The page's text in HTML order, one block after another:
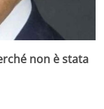
non è stata